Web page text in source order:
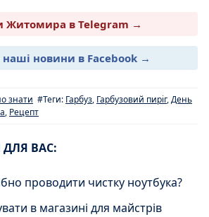
Житомира в Telegram →
новини в Facebook →
знати #Теги: Гарбуз, Гарбузовий пиріг,День
, Рецепт
ВАС:
проводити чистку ноутбука?
в магазині для майстрів